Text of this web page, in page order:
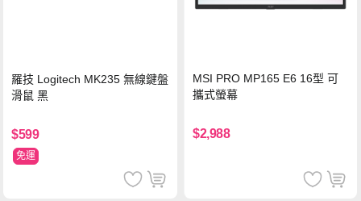
羅技 Logitech MK235 無線鍵盤
滑鼠 黑
$599
免運
MSI PRO MP165 E6 16型 可
攜式螢幕
$2,988